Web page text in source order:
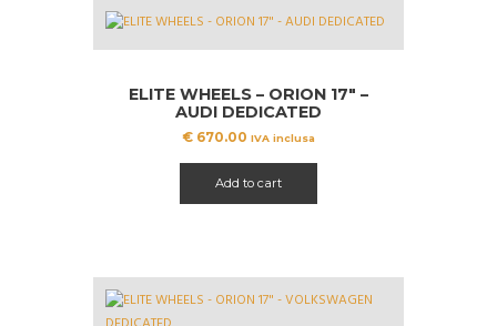
ELITE WHEELS – ORION 17″ –
AUDI DEDICATED
€ 670.00 IVA inclusa
Add to cart